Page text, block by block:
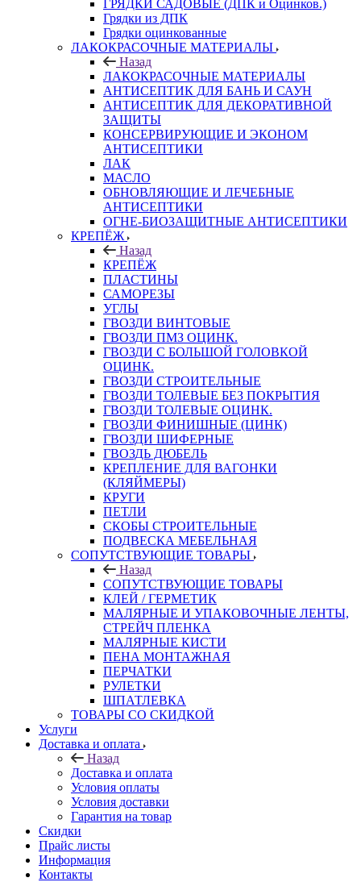
ГРЯДКИ САДОВЫЕ (ДПК и Оцинков.)
Грядки из ДПК
Грядки оцинкованные
ЛАКОКРАСОЧНЫЕ МАТЕРИАЛЫ
Назад
ЛАКОКРАСОЧНЫЕ МАТЕРИАЛЫ
АНТИСЕПТИК ДЛЯ БАНЬ И САУН
АНТИСЕПТИК ДЛЯ ДЕКОРАТИВНОЙ
ЗАЩИТЫ
КОНСЕРВИРУЮЩИЕ И ЭКОНОМ
АНТИСЕПТИКИ
ЛАК
МАСЛО
ОБНОВЛЯЮЩИЕ И ЛЕЧЕБНЫЕ
АНТИСЕПТИКИ
ОГНЕ-БИОЗАЩИТНЫЕ АНТИСЕПТИКИ
КРЕПЁЖ
Назад
КРЕПЁЖ
ПЛАСТИНЫ
САМОРЕЗЫ
УГЛЫ
ГВОЗДИ ВИНТОВЫЕ
ГВОЗДИ ПМЗ ОЦИНК.
ГВОЗДИ С БОЛЬШОЙ ГОЛОВКОЙ
ОЦИНК.
ГВОЗДИ СТРОИТЕЛЬНЫЕ
ГВОЗДИ ТОЛЕВЫЕ БЕЗ ПОКРЫТИЯ
ГВОЗДИ ТОЛЕВЫЕ ОЦИНК.
ГВОЗДИ ФИНИШНЫЕ (ЦИНК)
ГВОЗДИ ШИФЕРНЫЕ
ГВОЗДЬ ДЮБЕЛЬ
КРЕПЛЕНИЕ ДЛЯ ВАГОНКИ
(КЛЯЙМЕРЫ)
КРУГИ
ПЕТЛИ
СКОБЫ СТРОИТЕЛЬНЫЕ
ПОДВЕСКА МЕБЕЛЬНАЯ
СОПУТСТВУЮЩИЕ ТОВАРЫ
Назад
СОПУТСТВУЮЩИЕ ТОВАРЫ
КЛЕЙ / ГЕРМЕТИК
МАЛЯРНЫЕ И УПАКОВОЧНЫЕ ЛЕНТЫ,
СТРЕЙЧ ПЛЕНКА
МАЛЯРНЫЕ КИСТИ
ПЕНА МОНТАЖНАЯ
ПЕРЧАТКИ
РУЛЕТКИ
ШПАТЛЕВКА
ТОВАРЫ СО СКИДКОЙ
Услуги
Доставка и оплата
Назад
Доставка и оплата
Условия оплаты
Условия доставки
Гарантия на товар
Скидки
Прайс листы
Информация
Контакты